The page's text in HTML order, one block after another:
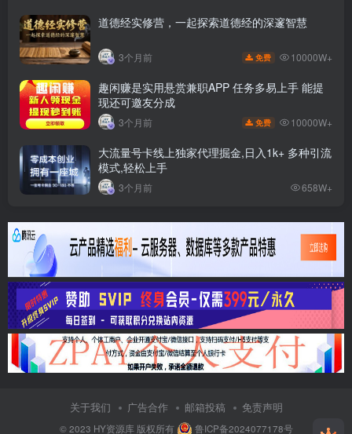
道德经实修营，一起探索道德经的深邃智慧
3个月前 免费 10000W+
趣闲赚是实用悬赏兼职APP 任务多易上手 能提
现还可邀友分成
3个月前 免费 10000W+
大流量号卡线上独家代理掘金,日入1k+ 多种引流
模式,轻松上手
3个月前 658W+
关于我们 广告合作 邮箱投稿 免责声明
© 2023 HY资源库版权所有 鲁ICP备2024077178号